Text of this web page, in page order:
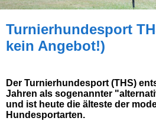
Turnierhundesport
kein Angebot!)
Der Turnierhundesport (THS)
Jahren als sogenannter
und ist heute die älteste der
Hundesportarten.